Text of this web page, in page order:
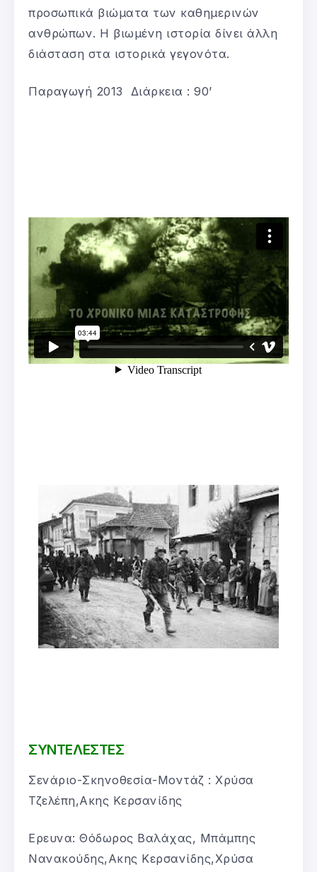
προσωπικά βιώματα των καθημερινών
ανθρώπων. Η βιωμένη ιστορία δίνει άλλη
διάσταση στα ιστορικά γεγονότα.
Παραγωγή 2013 Διάρκεια : 90’
ΣΥΝΤΕΛΕΣΤΕΣ
Σενάριο-Σκηνοθεσία-Μοντάζ : Χρύσα
Τζελέπη,Ακης Κερσανίδης
Ερευνα: Θόδωρος Βαλάχας, Μπάμπης
Νανακούδης,Ακης Κερσανίδης,Χρύσα